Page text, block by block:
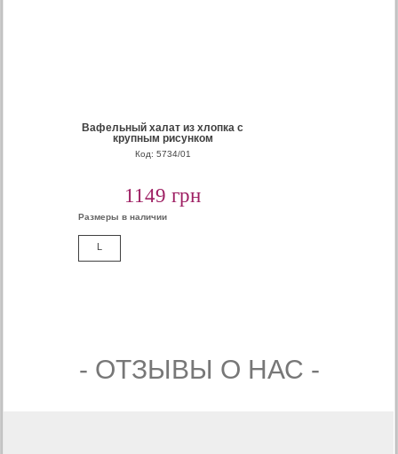
Вафельный халат из хлопка с
крупным рисунком
Код: 5734/01
1149 грн
Размеры в наличии
L
- ОТЗЫВЫ О НАС -